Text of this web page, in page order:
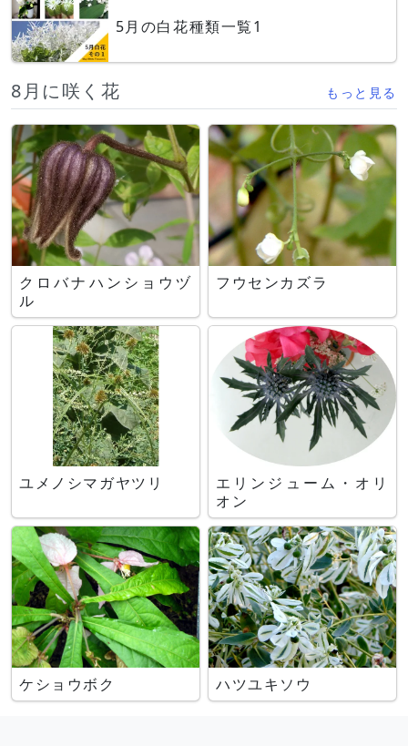
5月の白花種類一覧1
8月に咲く花 もっと見る
クロバナハンショウヅ
ル
フウセンカズラ
ユメノシマガヤツリ
エリンジューム・オリ
オン
ケショウボク ハツユキソウ